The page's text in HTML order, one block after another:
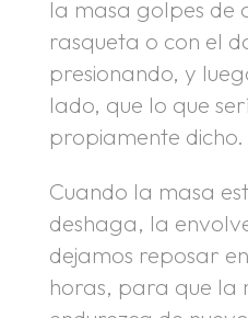
la masa golpes de
rasqueta o con el
presionando, y
lado, que lo que
propiamente dicho.
Cuando la masa
deshaga, la
dejamos reposar
horas, para que la